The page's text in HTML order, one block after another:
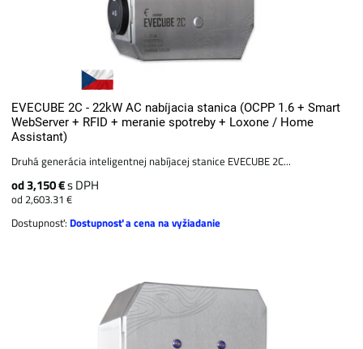
EVECUBE 2C - 22kW AC nabíjacia stanica (OCPP 1.6 + Smart
WebServer + RFID + meranie spotreby + Loxone / Home
Assistant)
Druhá generácia inteligentnej nabíjacej stanice EVECUBE 2C...
od 3,150 €s DPH
od 2,603.31 €
Dostupnosť: Dostupnosť a cena na vyžiadanie